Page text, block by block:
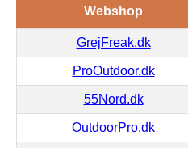
Webshop
GrejFreak.dk
ProOutdoor.dk
55Nord.dk
OutdoorPro.dk